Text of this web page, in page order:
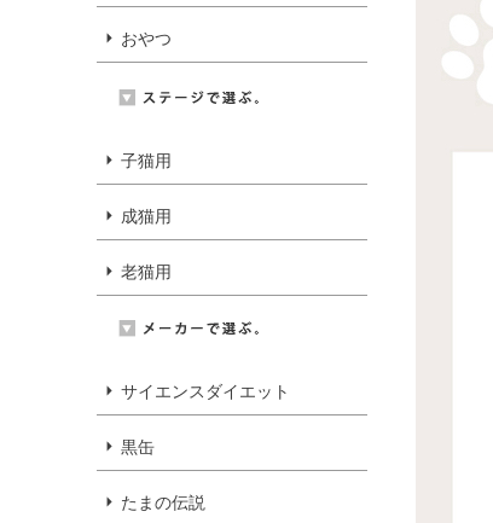
おやつ
子猫用
成猫用
老猫用
サイエンスダイエット
黒缶
たまの伝説